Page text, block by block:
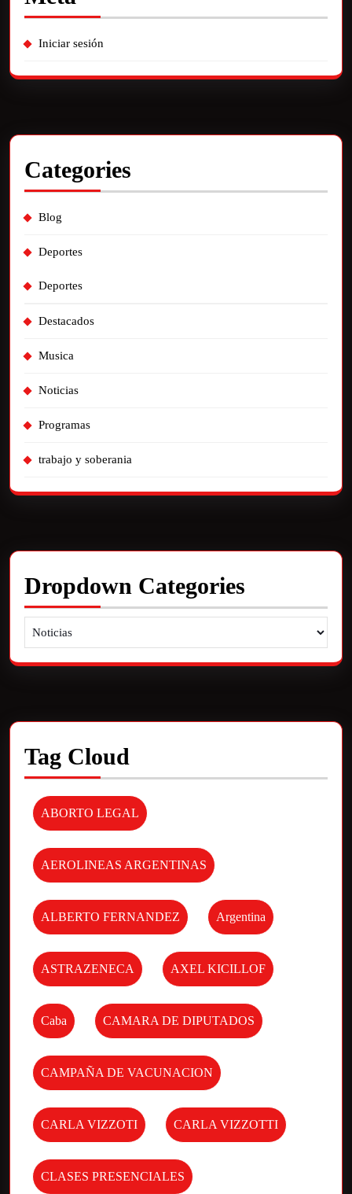
Iniciar sesión
Categories
Blog
Deportes
Deportes
Destacados
Musica
Noticias
Programas
trabajo y soberania
Dropdown Categories
Tag Cloud
ABORTO LEGAL
AEROLINEAS ARGENTINAS
ALBERTO FERNANDEZ Argentina
ASTRAZENECA AXEL KICILLOF
Caba CAMARA DE DIPUTADOS
CAMPAÑA DE VACUNACION
CARLA VIZZOTI CARLA VIZZOTTI
CLASES PRESENCIALES